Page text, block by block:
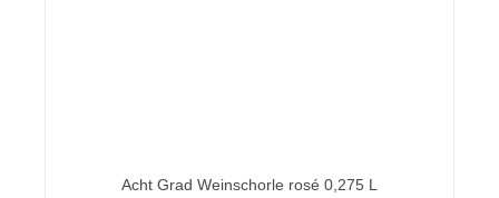
Acht Grad Weinschorle rosé 0,275 L